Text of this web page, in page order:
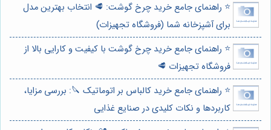
⭐️ راهنمای جامع خرید چرخ گوشت: 🥩 انتخاب بهترین مدل
برای آشپزخانه شما (فروشگاه تجهیزات)
⭐️ راهنمای جامع خرید چرخ گوشت با کیفیت و کارایی بالا از
فروشگاه تجهیزات 🥩
⭐️ راهنمای جامع خرید کالباس بر اتوماتیک 🔪: بررسی مزایا،
کاربردها و نکات کلیدی در صنایع غذایی